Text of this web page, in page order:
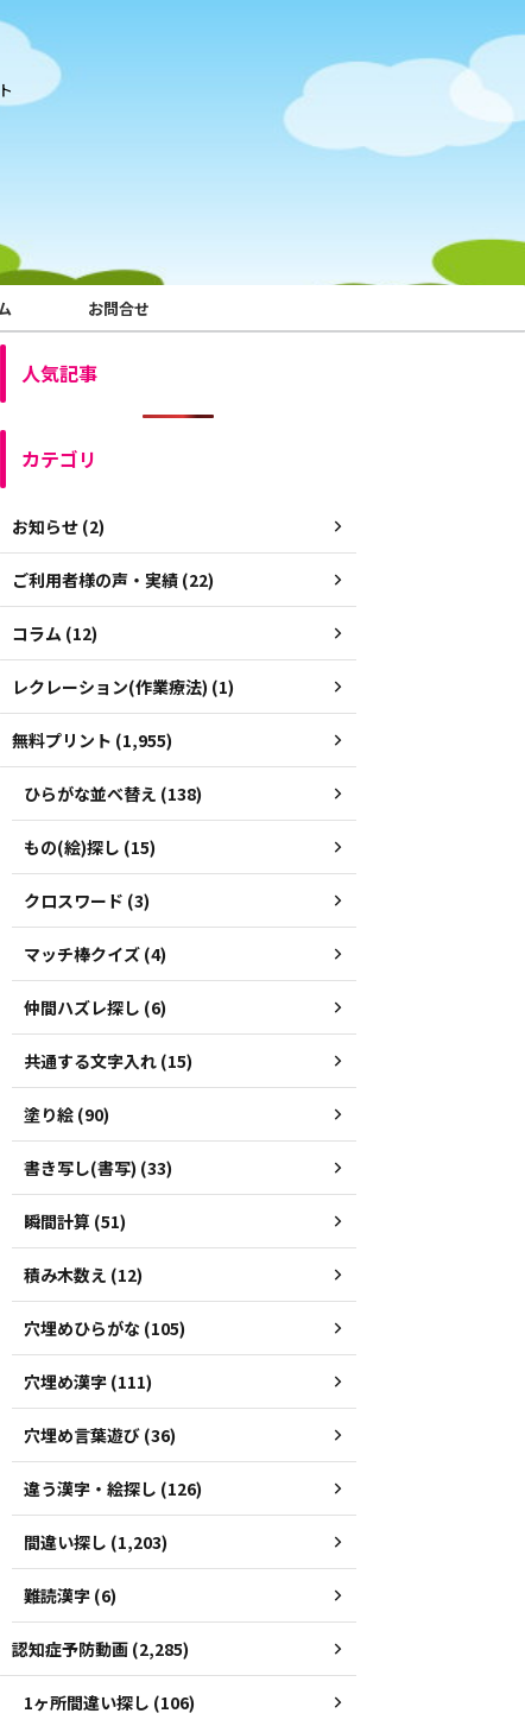
お問合せ
人気記事
カテゴリ
お知らせ (2)
ご利用者様の声・実績 (22)
コラム (12)
レクレーション(作業療法) (1)
無料プリント (1,955)
ひらがな並べ替え (138)
もの(絵)探し (15)
クロスワード (3)
マッチ棒クイズ (4)
仲間ハズレ探し (6)
共通する文字入れ (15)
塗り絵 (90)
書き写し(書写) (33)
瞬間計算 (51)
積み木数え (12)
穴埋めひらがな (105)
穴埋め漢字 (111)
穴埋め言葉遊び (36)
違う漢字・絵探し (126)
間違い探し (1,203)
難読漢字 (6)
認知症予防動画 (2,285)
1ヶ所間違い探し (106)